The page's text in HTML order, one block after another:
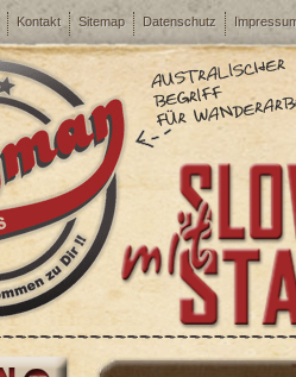
Kontakt Sitemap Datenschutz